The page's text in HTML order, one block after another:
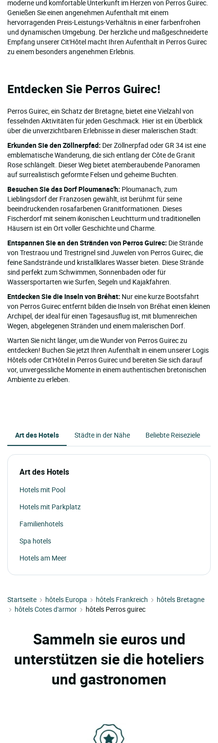
moderne und komfortable Unterkunft im Herzen von Perros Guirec.
Genießen Sie einen angenehmen Aufenthalt mit einem
hervorragenden Preis-Leistungs-Verhältnis in einer farbenfrohen
und dynamischen Umgebung. Der herzliche und maßgeschneiderte
Empfang unserer Cit'Hôtel macht Ihren Aufenthalt in Perros Guirec
zu einem besonders angenehmen Erlebnis.
Entdecken Sie Perros Guirec!
Perros Guirec, ein Schatz der Bretagne, bietet eine Vielzahl von
fesselnden Aktivitäten für jeden Geschmack. Hier ist ein Überblick
über die unverzichtbaren Erlebnisse in dieser malerischen Stadt:
Erkunden Sie den Zöllnerpfad: Der Zöllnerpfad oder GR 34 ist eine
emblematische Wanderung, die sich entlang der Côte de Granit
Rose schlängelt. Dieser Weg bietet atemberaubende Panoramen
auf surrealistisch geformte Felsen und geheime Buchten.
Besuchen Sie das Dorf Ploumanac'h: Ploumanac'h, zum
Lieblingsdorf der Franzosen gewählt, ist berühmt für seine
beeindruckenden rosafarbenen Granitformationen. Dieses
Fischerdorf mit seinem ikonischen Leuchtturm und traditionellen
Häusern ist ein Ort voller Geschichte und Charme.
Entspannen Sie an den Stränden von Perros Guirec: Die Strände
von Trestraou und Trestrignel sind Juwelen von Perros Guirec, die
feine Sandstrände und kristallklares Wasser bieten. Diese Strände
sind perfekt zum Schwimmen, Sonnenbaden oder für
Wassersportarten wie Surfen, Segeln und Kajakfahren.
Entdecken Sie die Inseln von Bréhat: Nur eine kurze Bootsfahrt
von Perros Guirec entfernt bilden die Inseln von Bréhat einen kleinen
Archipel, der ideal für einen Tagesausflug ist, mit blumenreichen
Wegen, abgelegenen Stränden und einem malerischen Dorf.
Warten Sie nicht länger, um die Wunder von Perros Guirec zu
entdecken! Buchen Sie jetzt Ihren Aufenthalt in einem unserer Logis
Hôtels oder Cit'Hôtel in Perros Guirec und bereiten Sie sich darauf
vor, unvergessliche Momente in einem authentischen bretonischen
Ambiente zu erleben.
Art des Hotels Städte in der Nähe Beliebte Reiseziele
Art des Hotels
Hotels mit Pool
Hotels mit Parkplatz
Familienhotels
Spa hotels
Hotels am Meer
Startseite hôtels Europa hôtels Frankreich
hôtels Bretagne
hôtels Cotes d'armor
hôtels Perros guirec
Sammeln sie euros und
unterstützen sie die hoteliers
und gastronomen